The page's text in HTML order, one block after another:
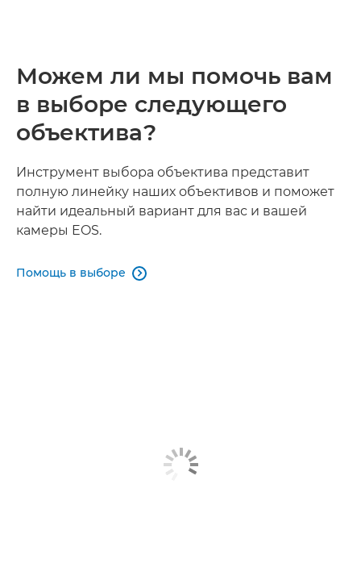
Можем ли мы помочь вам
в выборе следующего
объектива?
Инструмент выбора объектива представит
полную линейку наших объективов и поможет
найти идеальный вариант для вас и вашей
камеры EOS.
Помощь в выборе 